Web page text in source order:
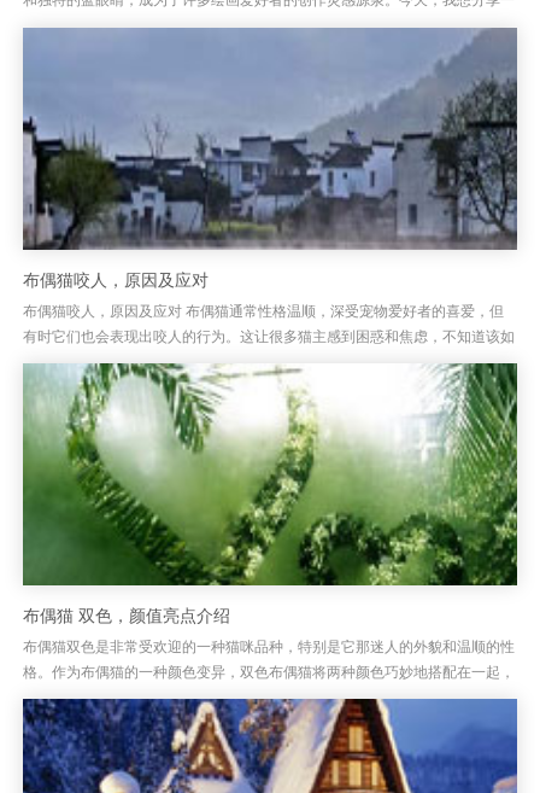
些绘制布偶猫的技巧，帮助大家能够更加生动、真实地呈现出这只猫咪的...
布偶猫咬人，原因及应对
布偶猫咬人，原因及应对 布偶猫通常性格温顺，深受宠物爱好者的喜爱，但
有时它们也会表现出咬人的行为。这让很多猫主感到困惑和焦虑，不知道该如
何处理。布偶猫咬人其实并非出于攻击性，它们的咬人行为常常是由于某...
布偶猫 双色，颜值亮点介绍
布偶猫双色是非常受欢迎的一种猫咪品种，特别是它那迷人的外貌和温顺的性
格。作为布偶猫的一种颜色变异，双色布偶猫将两种颜色巧妙地搭配在一起，
呈现出独特的美丽。布偶猫的双色外观通常分为深浅色相间的毛发，常见...